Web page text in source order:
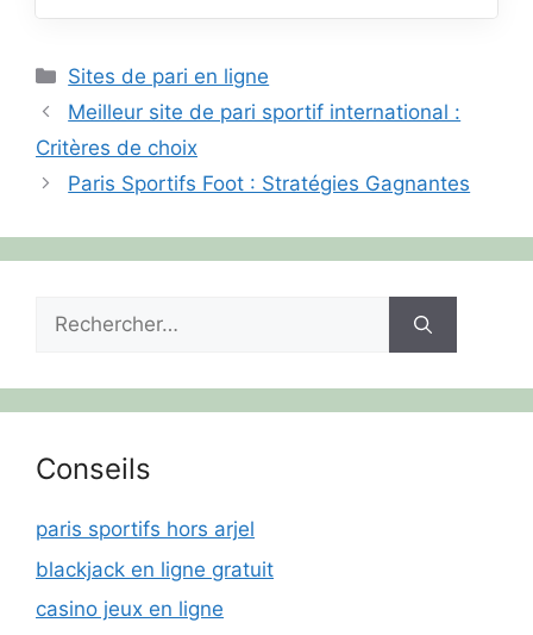
Catégories
Sites de pari en ligne
Meilleur site de pari sportif international :
Critères de choix
Paris Sportifs Foot : Stratégies Gagnantes
Rechercher :
Conseils
paris sportifs hors arjel
blackjack en ligne gratuit
casino jeux en ligne